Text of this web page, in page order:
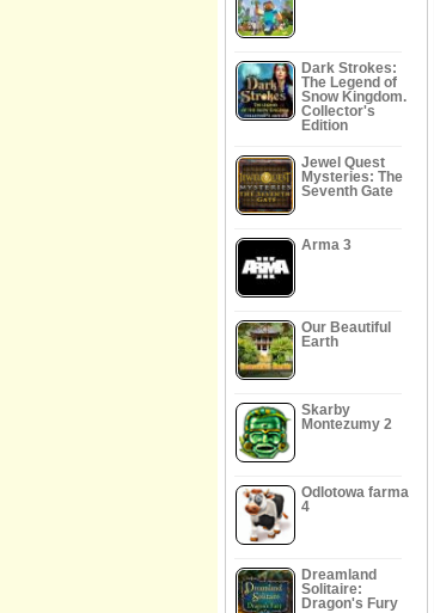
Dark Strokes:
The Legend of
Snow Kingdom.
Collector's
Edition
Jewel Quest
Mysteries: The
Seventh Gate
Arma 3
Our Beautiful
Earth
Skarby
Montezumy 2
Odlotowa farma
4
Dreamland
Solitaire:
Dragon's Fury